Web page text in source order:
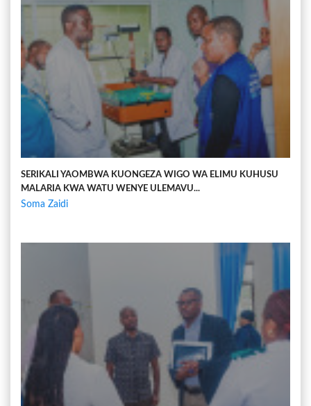
SERIKALI YAOMBWA KUONGEZA WIGO WA ELIMU KUHUSU
MALARIA KWA WATU WENYE ULEMAVU...
Soma Zaidi